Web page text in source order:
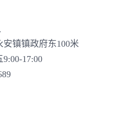
镇镇政府东100米
17:00